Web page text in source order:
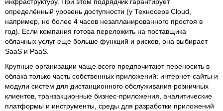
определённый уровень доступности (у Техносерв Cloud,
например, не более 4 часов незапланированного простоя в
год). Если компания готова переложить на поставщика
облачных услуг еще больше функций и рисков, она выбирает
SaaS и PaaS.
Крупные организации чаще всего предпочитают переносить в
облака только часть собственных приложений: интернет-сайты и
модули систем для дистанционного обслуживания розничных
клиентов, транзакционные бизнес-приложения, аналитические
платформы и инструменты, среды для разработки приложений